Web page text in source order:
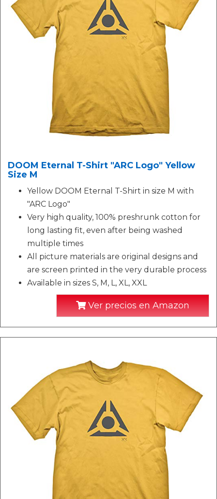
DOOM Eternal T-Shirt "ARC Logo" Yellow
Size M
Yellow DOOM Eternal T-Shirt in size M with
"ARC Logo"
Very high quality, 100% preshrunk cotton for
long lasting fit, even after being washed
multiple times
All picture materials are original designs and
are screen printed in the very durable process
Available in sizes S, M, L, XL, XXL
Ver precios en Amazon